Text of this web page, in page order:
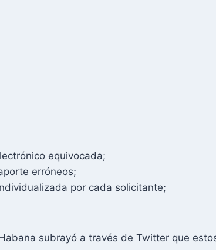
equivocada;
erróneos;
por cada solicitante;
subrayó a través de Twitter que